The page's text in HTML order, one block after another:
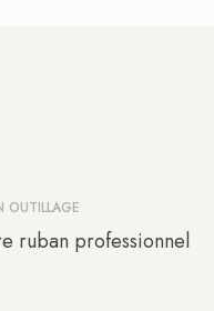
OUTILLAGE
ruban professionnel